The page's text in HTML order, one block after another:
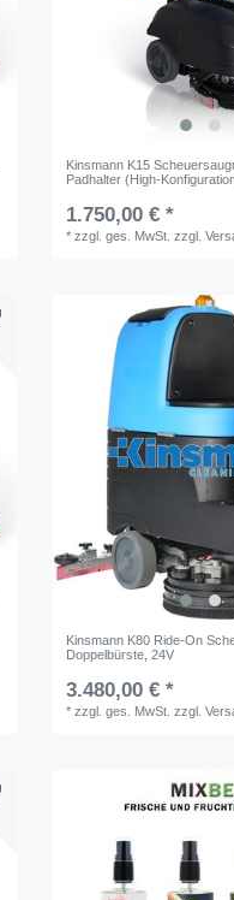
Kinsmann K15
Padhalter (High-
1.750,00 € *
*zzgl. ges. MwSt. zzgl.
Kinsmann K80 Ride-On
Doppelbürste, 24V
3.480,00 € *
*zzgl. ges. MwSt. zzgl.